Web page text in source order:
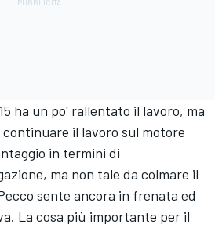
ha un po' rallentato il lavoro, ma
il lavoro sul motore
in termini di
ma non tale da colmare il
sente ancora in frenata ed
La cosa più importante per il